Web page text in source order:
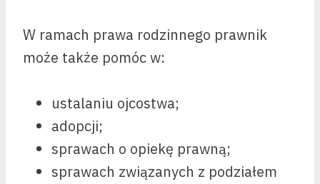
W ramach prawa rodzinnego prawnik
może także pomóc w:
ustalaniu ojcostwa;
adopcji;
sprawach o opiekę prawną;
sprawach związanych z podziałem